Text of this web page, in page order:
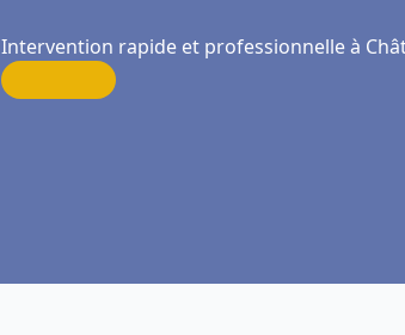
Intervention rapide et professionnelle à